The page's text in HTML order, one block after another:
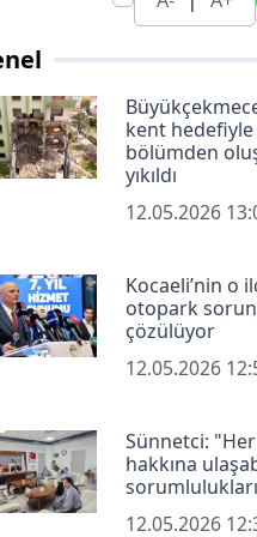
kent hedefiyle
bölümden
yıkıldı
12.05.2026
Kocaeli’nin o
otopark
çözülüyor
12.05.2026
Sünnetci:
hakkına
12.05.2026